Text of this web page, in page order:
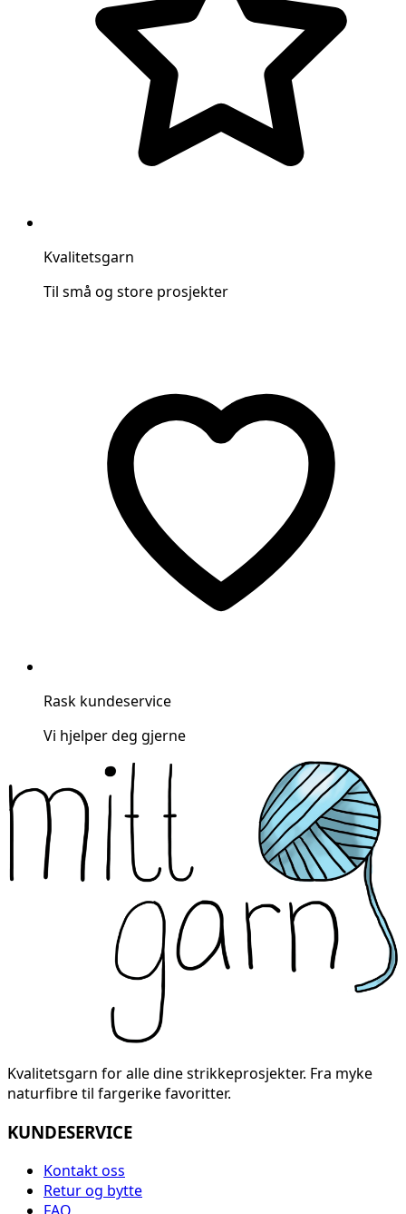
Kvalitetsgarn
Til små og store prosjekter
Rask kundeservice
Vi hjelper deg gjerne
Kvalitetsgarn for alle dine strikkeprosjekter. Fra myke
naturfibre til fargerike favoritter.
KUNDESERVICE
Kontakt oss
Retur og bytte
FAQ